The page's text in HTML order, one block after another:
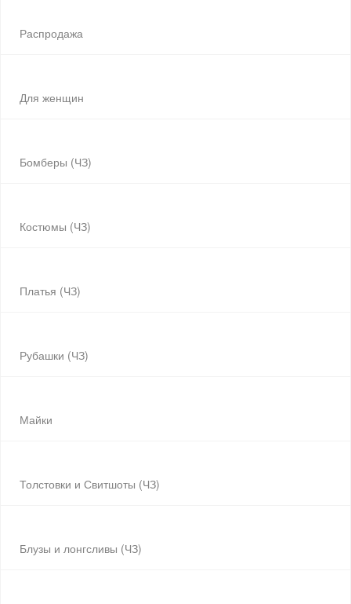
Распродажа
Для женщин
Бомберы (ЧЗ)
Костюмы (ЧЗ)
Платья (ЧЗ)
Рубашки (ЧЗ)
Майки
Толстовки и Свитшоты (ЧЗ)
Блузы и лонгсливы (ЧЗ)